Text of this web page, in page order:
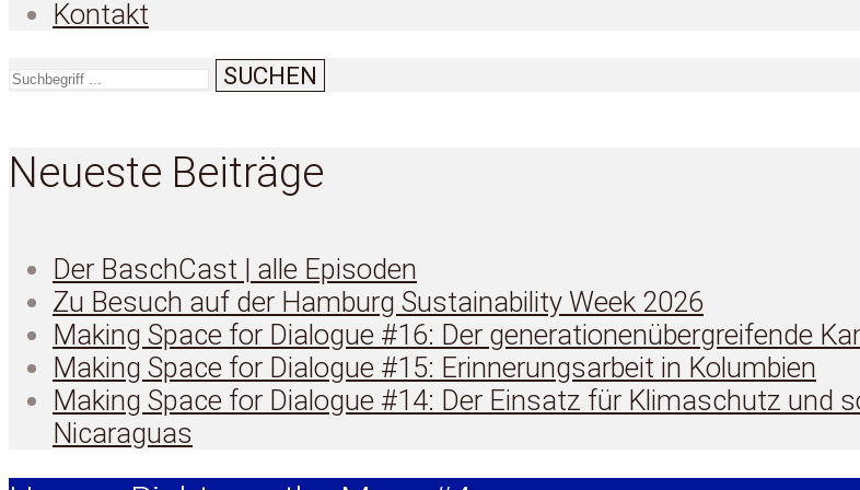
Kontakt
SUCHEN
Neueste Beiträge
Der BaschCast | alle Episoden
Zu Besuch auf der Hamburg Sustainability Week 2026
Making Space for Dialogue #16: Der generationenübergreifende
Making Space for Dialogue #15: Erinnerungsarbeit in Kolumbien
Making Space for Dialogue #14: Der Einsatz für Klimaschutz
Nicaraguas